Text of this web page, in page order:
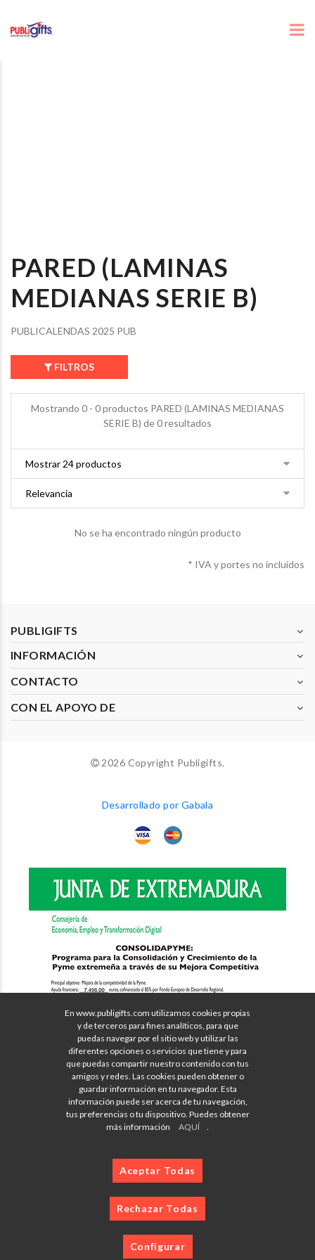
PARED (LAMINAS
MEDIANAS SERIE B)
PUBLICALENDAS 2025 PUB
FILTROS
Mostrando 0 - 0 productos PARED (LAMINAS MEDIANAS
SERIE B) de 0 resultados
No se ha encontrado ningún producto
* IVA y portes no incluidos
PUBLIGIFTS
INFORMACIÓN
CONTACTO
CON EL APOYO DE
2026 Copyright Publigifts.
Desarrollado por Gabala
En www.publigifts.com utilizamos cookies propias
y de terceros para fines analíticos, para que
puedas navegar por el sitio web y utilizar las
diferentes opciones o servicios que tiene y para
que puedas compartir nuestro contenido con tus
amigos y redes. Las cookies pueden obtener o
guardar información en tu navegador. Esta
información puede ser acerca de tu navegación,
tus preferencias o tu dispositivo. Puedes obtener
más información
AQUÍ .
Aceptar Todas
Rechazar Todas
Configurar